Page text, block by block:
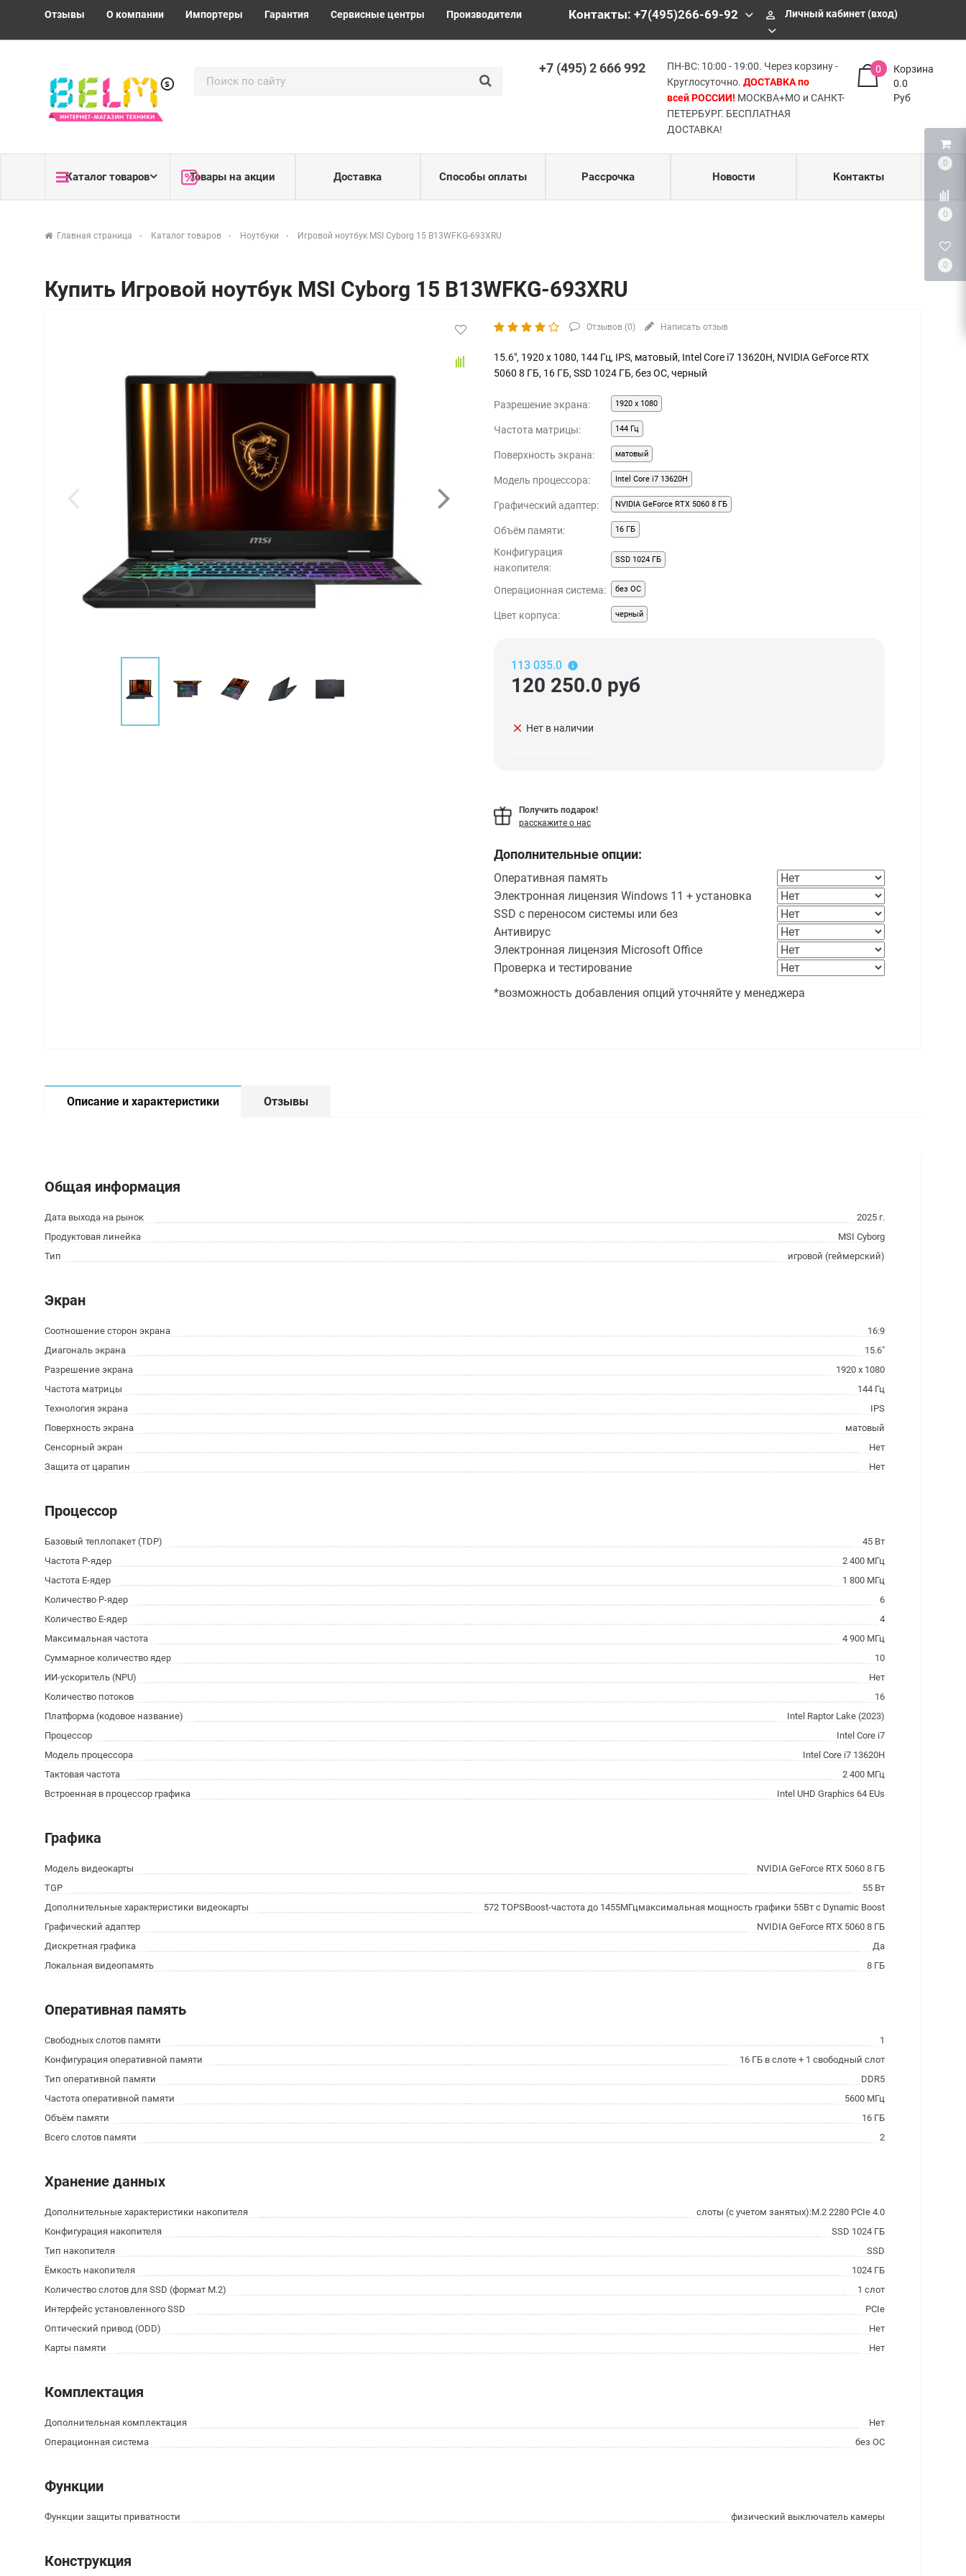
0
0
0
Отзывы О компании Импортеры Гарантия Сервисные центры Производители Контакты: +7(495)266-69-92 perm_identity Личный кабинет (вход)
+7 (495) 2 666 992
ПН-ВС: 10:00 - 19:00. Через корзину -
Круглосуточно.ДОСТАВКА по
всей РОССИИ! МОСКВА+МО и САНКТ-
ПЕТЕРБУРГ. БЕСПЛАТНАЯ
ДОСТАВКА!
Корзина
0
0.0
Руб
Каталог товаров Товары на акции Доставка Способы оплаты Рассрочка Новости Контакты
Главная страница Каталог товаров Ноутбуки Игровой ноутбук MSI Cyborg 15 B13WFKG-693XRU
Купить Игровой ноутбук MSI Cyborg 15 B13WFKG-693XRU
Отзывов (0) Написать отзыв
15.6", 1920 x 1080, 144 Гц, IPS, матовый, Intel Core i7 13620H, NVIDIA GeForce RTX
5060 8 ГБ, 16 ГБ, SSD 1024 ГБ, без ОС, черный
Разрешение экрана: 1920 x 1080
Частота матрицы: 144 Гц
Поверхность экрана: матовый
Модель процессора: Intel Core i7 13620H
Графический адаптер: NVIDIA GeForce RTX 5060 8 ГБ
Объём памяти: 16 ГБ
Конфигурация
накопителя:
SSD 1024 ГБ
Операционная система: без ОС
Цвет корпуса: черный
113 035.0
120 250.0 руб
clear Нет в наличии
Получить подарок!
расскажите о нас
Дополнительные опции:
Оперативная память
Электронная лицензия Windows 11 + установка
SSD с переносом системы или без
Антивирус
Электронная лицензия Microsoft Office
Проверка и тестирование
*возможность добавления опций уточняйте у менеджера
Описание и характеристики Отзывы
Общая информация
Дата выхода на рынок
2025 г.
Продуктовая линейка
MSI Cyborg
Тип
игровой (геймерский)
Экран
Соотношение сторон экрана
16:9
Диагональ экрана
15.6"
Разрешение экрана
1920 x 1080
Частота матрицы
144 Гц
Технология экрана
IPS
Поверхность экрана
матовый
Сенсорный экран
Нет
Защита от царапин
Нет
Процессор
Базовый теплопакет (TDP)
45 Вт
Частота P-ядер
2 400 МГц
Частота E-ядер
1 800 МГц
Количество P-ядер
6
Количество E-ядер
4
Максимальная частота
4 900 МГц
Суммарное количество ядер
10
ИИ-ускоритель (NPU)
Нет
Количество потоков
16
Платформа (кодовое название)
Intel Raptor Lake (2023)
Процессор
Intel Core i7
Модель процессора
Intel Core i7 13620H
Тактовая частота
2 400 МГц
Встроенная в процессор графика
Intel UHD Graphics 64 EUs
Графика
Модель видеокарты
NVIDIA GeForce RTX 5060 8 ГБ
TGP
55 Вт
Дополнительные характеристики видеокарты
572 TOPSBoost-частота до 1455МГцмаксимальная мощность графики 55Вт с Dynamic Boost
Графический адаптер
NVIDIA GeForce RTX 5060 8 ГБ
Дискретная графика
Да
Локальная видеопамять
8 ГБ
Оперативная память
Свободных слотов памяти
1
Конфигурация оперативной памяти
16 ГБ в слоте + 1 свободный слот
Тип оперативной памяти
DDR5
Частота оперативной памяти
5600 МГц
Объём памяти
16 ГБ
Всего слотов памяти
2
Хранение данных
Дополнительные характеристики накопителя
слоты (с учетом занятых):M.2 2280 PCIe 4.0
Конфигурация накопителя
SSD 1024 ГБ
Тип накопителя
SSD
Ёмкость накопителя
1024 ГБ
Количество слотов для SSD (формат M.2)
1 слот
Интерфейс установленного SSD
PCIe
Оптический привод (ODD)
Нет
Карты памяти
Нет
Комплектация
Дополнительная комплектация
Нет
Операционная система
без ОС
Функции
Функции защиты приватности физический выключатель камеры
Конструкция